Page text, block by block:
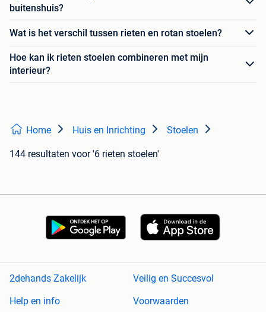
buitenshuis?
Wat is het verschil tussen rieten en rotan stoelen?
Hoe kan ik rieten stoelen combineren met mijn
interieur?
Home Huis en Inrichting Stoelen
144 resultaten voor '6 rieten stoelen'
2dehands Zakelijk
Veilig en Succesvol
Help en info
Voorwaarden